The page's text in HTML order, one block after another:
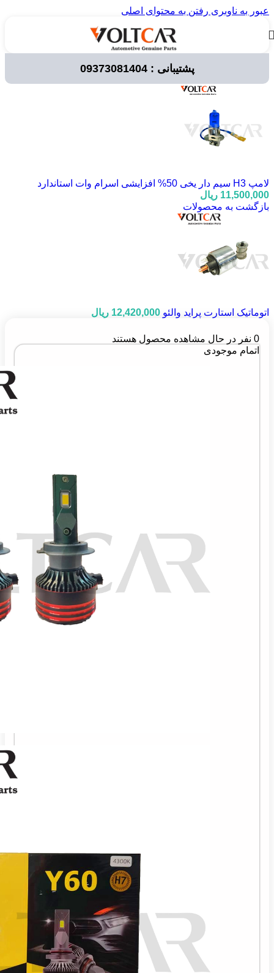
عبور به ناوبری رفتن به محتوای اصلی
پشتیبانی : 09373081404لوازم برقی خودرو/ لامپ خودرویی/ لامپ هدلایت
لامپ H3 سیم دار یخی 50% افزایشی اسرام وات استاندارد
11,500,000 ریال
بازگشت به محصولات
اتوماتیک استارت پراید والئو 12,420,000 ریال
0 نفر در حال مشاهده محصول هستند
اتمام موجودی